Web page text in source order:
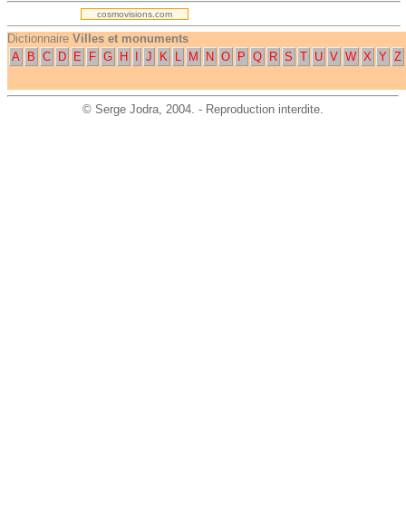
cosmovisions.com
Dictionnaire Villes et monuments
A
B C D E F G H J K L M N O P Q R S T U V W X Y Z
© Serge Jodra, 2004. - Reproduction interdite.